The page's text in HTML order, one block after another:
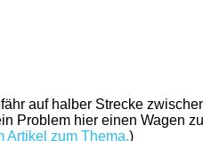
auf halber Strecke
Problem hier einen Wagen
Artikel zum Thema.)